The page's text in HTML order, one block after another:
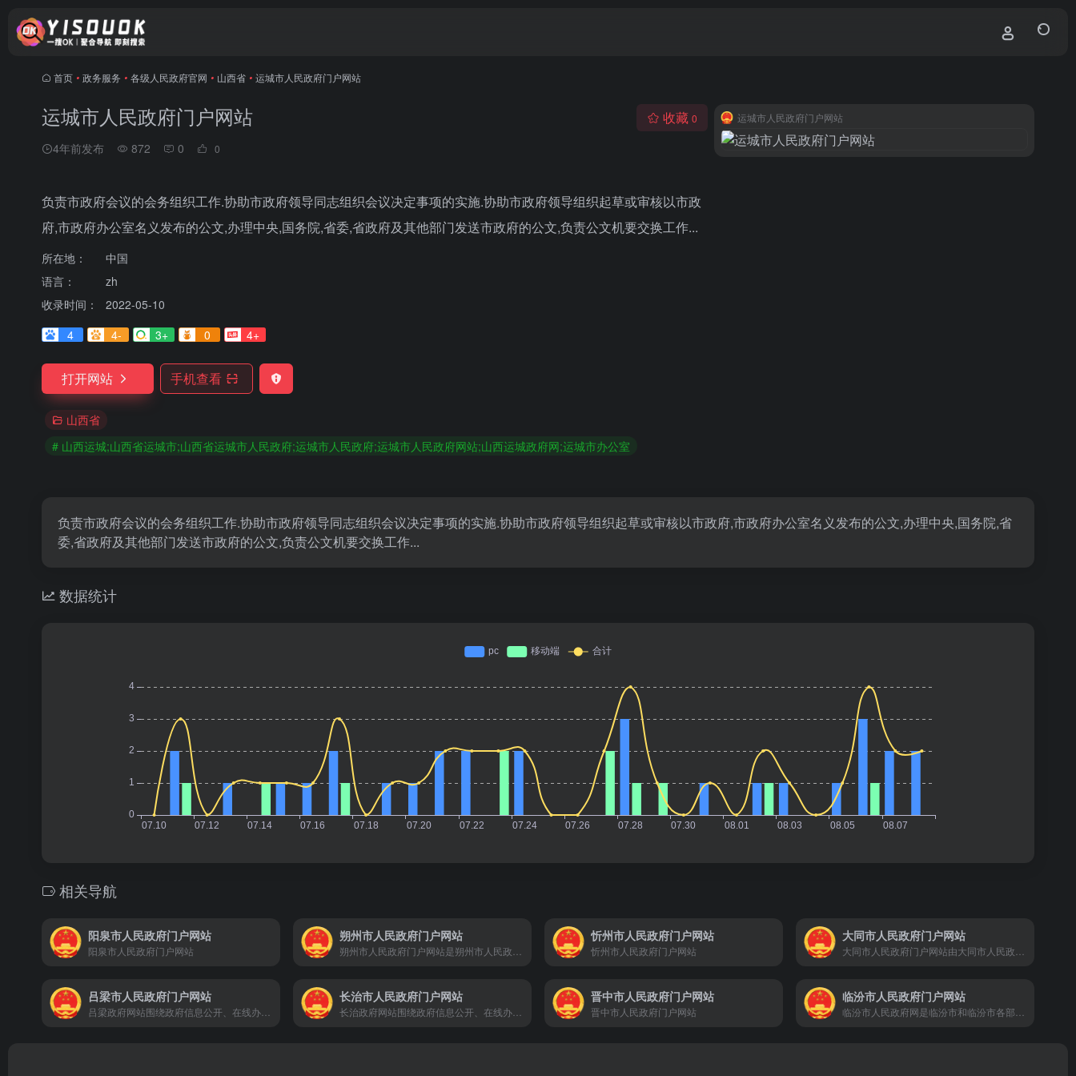
首页 • 政务服务 • 各级人民政府官网 • 山西省 • 运城市人民政府门户网站
运城市人民政府门户网站
4年前发布 872 0 0
收藏 0
负责市政府会议的会务组织工作.协助市政府领导同志组织会议决定事项的实施.协助市政府领导组织起草或审核以市政
府,市政府办公室名义发布的公文,办理中央,国务院,省委,省政府及其他部门发送市政府的公文,负责公文机要交换工作...
所在地：
中国
语言：
zh
收录时间：
2022-05-10
4
4- 3+ 0 4+
打开网站 手机查看
山西省
# 山西运城;山西省运城市;山西省运城市人民政府;运城市人民政府;运城市人民政府网站;山西运城政府网;运城市办公室
运城市人民政府门户网站
负责市政府会议的会务组织工作.协助市政府领导同志组织会议决定事项的实施.协助市政府领导组织起草或审核以市政府,市政府办公室名义发布的公文,办理中央,国务院,省
委,省政府及其他部门发送市政府的公文,负责公文机要交换工作...
数据统计
相关导航
阳泉市人民政府门户网站
阳泉市人民政府门户网站
朔州市人民政府门户网站 忻州市人民政府门户网站
忻州市人民政府门户网站
大同市人民政府门户网站
吕梁市人民政府门户网站 长治市人民政府门户网站 晋中市人民政府门户网站
晋中市人民政府门户网站
临汾市人民政府门户网站